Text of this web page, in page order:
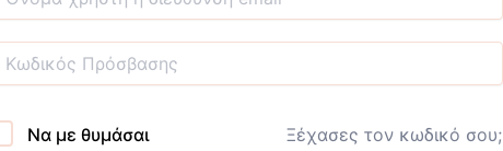
Να με θυμάσαι Ξέχασες τον κωδικό σου;